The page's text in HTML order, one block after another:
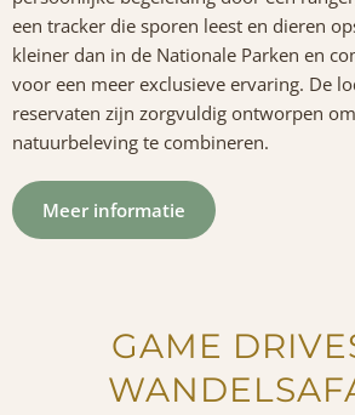
een tracker die sporen leest en dieren
kleiner dan in de Nationale Parken en
voor een meer exclusieve ervaring. De
reservaten zijn zorgvuldig ontworpen
natuurbeleving te combineren.
Meer informatie
GAME